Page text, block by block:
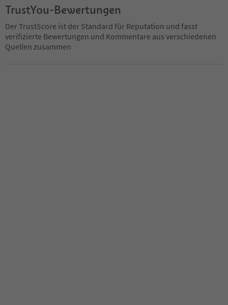
TrustYou-Bewertungen
Der TrustScore ist der Standard für Reputation und fasst
verifizierte Bewertungen und Kommentare aus verschiedenen
Quellen zusammen